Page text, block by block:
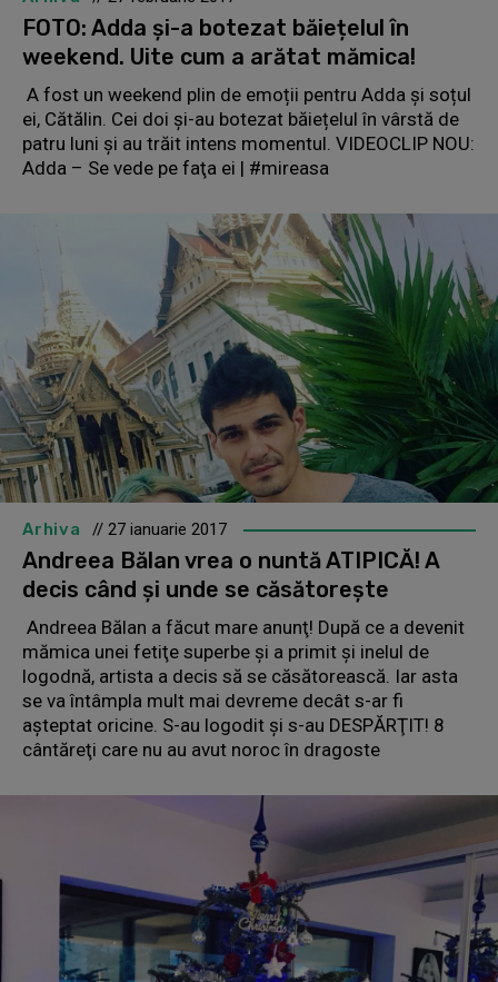
FOTO: Adda și-a botezat băiețelul în
weekend. Uite cum a arătat mămica!
A fost un weekend plin de emoții pentru Adda și soțul
ei, Cătălin. Cei doi și-au botezat băiețelul în vârstă de
patru luni și au trăit intens momentul. VIDEOCLIP NOU:
Adda – Se vede pe faţa ei | #mireasa
Arhiva // 27 ianuarie 2017
Andreea Bălan vrea o nuntă ATIPICĂ! A
decis când şi unde se căsătoreşte
Andreea Bălan a făcut mare anunţ! După ce a devenit
mămica unei fetiţe superbe şi a primit şi inelul de
logodnă, artista a decis să se căsătorească. Iar asta
se va întâmpla mult mai devreme decât s-ar fi
aşteptat oricine. S-au logodit şi s-au DESPĂRŢIT! 8
cântăreţi care nu au avut noroc în dragoste